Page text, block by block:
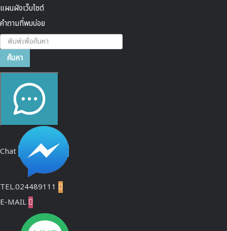
แผนผังเว็บไซต์
คำถามที่พบบ่อย
ค้นหา...
ค้นหา
Chat
TEL.024489111 
E-MAIL 